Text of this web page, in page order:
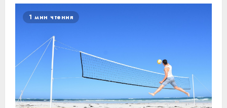
1 мин чтения